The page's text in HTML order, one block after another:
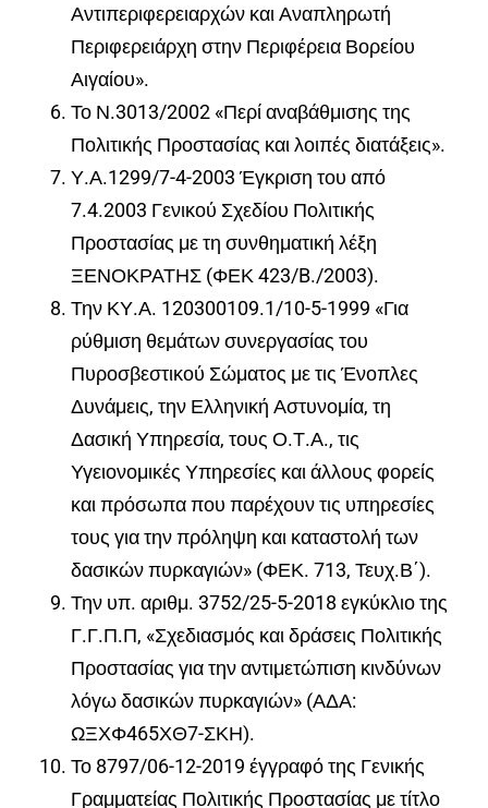
Αντιπεριφερειαρχών και Αναπληρωτή
Περιφερειάρχη στην Περιφέρεια Βορείου
Αιγαίου».
Το Ν.3013/2002 «Περί αναβάθμισης της
Πολιτικής Προστασίας και λοιπές διατάξεις».
Υ.Α.1299/7-4-2003 Έγκριση του από
7.4.2003 Γενικού Σχεδίου Πολιτικής
Προστασίας με τη συνθηματική λέξη
ΞΕΝΟΚΡΑΤΗΣ (ΦΕΚ 423/B./2003).
Την ΚΥ.Α. 120300109.1/10-5-1999 «Για
ρύθμιση θεμάτων συνεργασίας του
Πυροσβεστικού Σώματος με τις Ένοπλες
Δυνάμεις, την Ελληνική Αστυνομία, τη
Δασική Υπηρεσία, τους Ο.Τ.Α., τις
Υγειονομικές Υπηρεσίες και άλλους φορείς
και πρόσωπα που παρέχουν τις υπηρεσίες
τους για την πρόληψη και καταστολή των
δασικών πυρκαγιών» (ΦΕΚ. 713, Τευχ.Β΄).
Την υπ. αριθμ. 3752/25-5-2018 εγκύκλιο της
Γ.Γ.Π.Π, «Σχεδιασμός και δράσεις Πολιτικής
Προστασίας για την αντιμετώπιση κινδύνων
λόγω δασικών πυρκαγιών» (ΑΔΑ:
ΩΞΧΦ465ΧΘ7-ΣΚΗ).
Το 8797/06-12-2019 έγγραφό της Γενικής
Γραμματείας Πολιτικής Προστασίας με τίτλο